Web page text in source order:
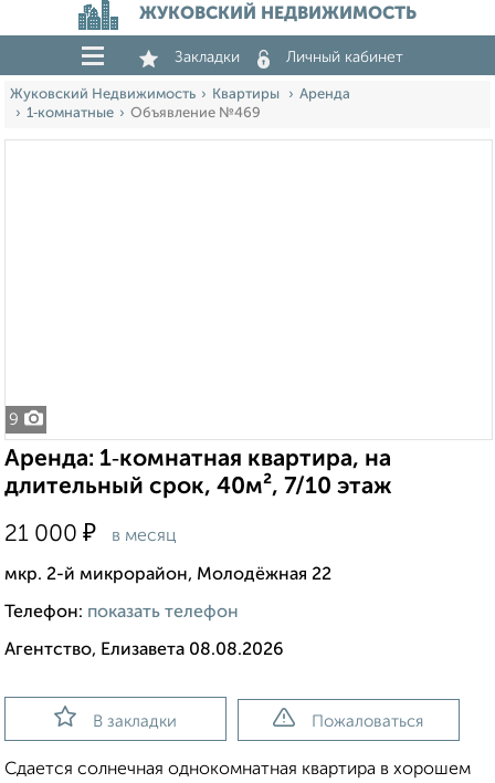
ЖУКОВСКИЙ НЕДВИЖИМОСТЬ
Закладки Личный кабинет
Жуковский Недвижимость Квартиры
Аренда
1‑комнатные
Объявление №469
9
Аренда: 1‑комнатная квартира, на
длительный срок, 40м², 7/10 этаж
21 000 ₽ в месяц
мкр. 2-й микрорайон, Молодёжная 22
Телефон: показать телефон
Агентство, Елизавета 08.08.2026
В закладки Пожаловаться
Сдается солнечная однокомнатная квартира в хорошем